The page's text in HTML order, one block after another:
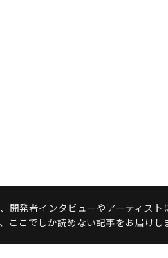
開発者インタビューやアーティスト
ここでしか読めない記事をお届けし